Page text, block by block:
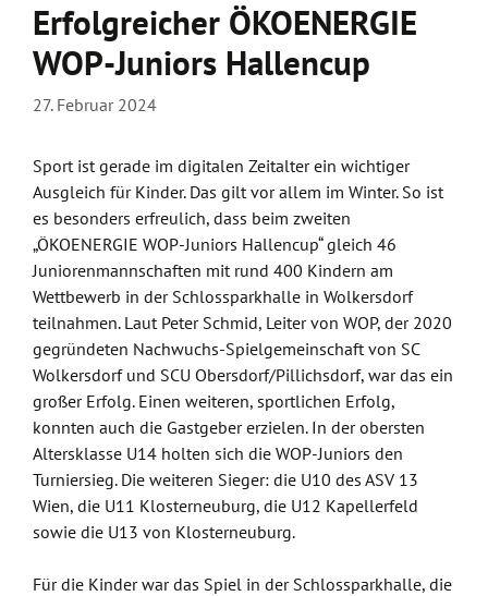
Erfolgreicher ÖKOENERGIE
WOP-Juniors Hallencup
27. Februar 2024
Sport ist gerade im digitalen Zeitalter ein wichtiger
Ausgleich für Kinder. Das gilt vor allem im Winter. So ist
es besonders erfreulich, dass beim zweiten
„ÖKOENERGIE WOP-Juniors Hallencup“ gleich 46
Juniorenmannschaften mit rund 400 Kindern am
Wettbewerb in der Schlossparkhalle in Wolkersdorf
teilnahmen. Laut Peter Schmid, Leiter von WOP, der 2020
gegründeten Nachwuchs-Spielgemeinschaft von SC
Wolkersdorf und SCU Obersdorf/Pillichsdorf, war das ein
großer Erfolg. Einen weiteren, sportlichen Erfolg,
konnten auch die Gastgeber erzielen. In der obersten
Altersklasse U14 holten sich die WOP-Juniors den
Turniersieg. Die weiteren Sieger: die U10 des ASV 13
Wien, die U11 Klosterneuburg, die U12 Kapellerfeld
sowie die U13 von Klosterneuburg.
Für die Kinder war das Spiel in der Schlossparkhalle, die